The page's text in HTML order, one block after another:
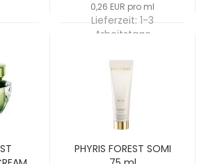
0,26 EUR pro ml
Lieferzeit: 1-3
Arbeitstage
PHYRIS FOREST SOMI